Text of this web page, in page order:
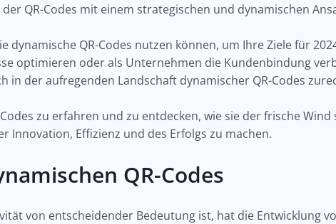
QR-Codes mit einem strategischen und dynamischen
dynamische QR-Codes nutzen können, um Ihre Ziele für
optimieren oder als Unternehmen die Kundenbindung
in der aufregenden Landschaft dynamischer QR-Codes
zu erfahren und zu entdecken, wie sie der frische Wind
Innovation, Effizienz und des Erfolgs zu machen.
QR-Codes
von entscheidender Bedeutung ist, hat die Entwicklung